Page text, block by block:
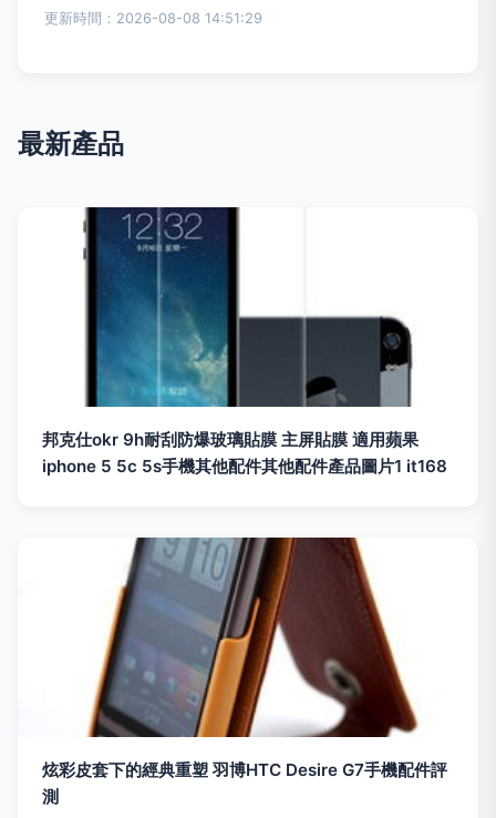
更新時間：2026-08-08 14:51:29
最新產品
邦克仕okr 9h耐刮防爆玻璃貼膜 主屏貼膜 適用蘋果
iphone 5 5c 5s手機其他配件其他配件產品圖片1 it168
炫彩皮套下的經典重塑 羽博HTC Desire G7手機配件評
測